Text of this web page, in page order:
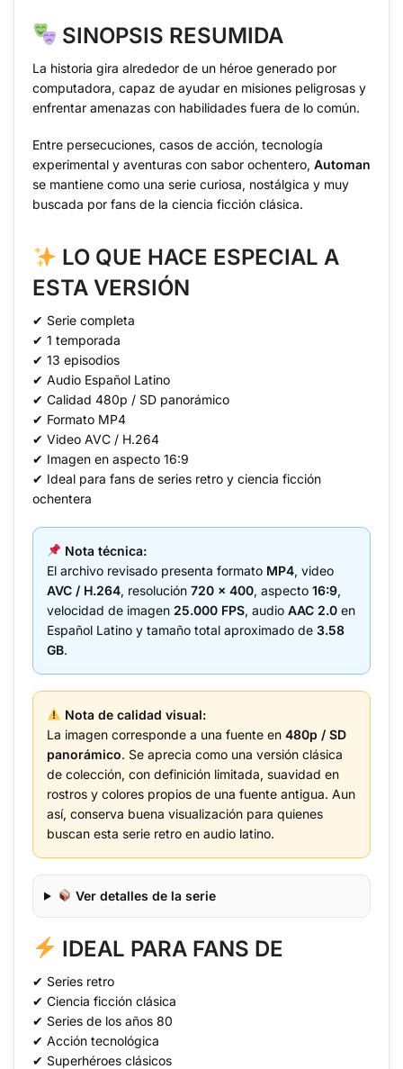
SINOPSIS RESUMIDA
La historia gira alrededor de un héroe generado por
computadora, capaz de ayudar en misiones peligrosas y
enfrentar amenazas con habilidades fuera de lo común.
Entre persecuciones, casos de acción, tecnología
experimental y aventuras con sabor ochentero, Automan
se mantiene como una serie curiosa, nostálgica y muy
buscada por fans de la ciencia ficción clásica.
LO QUE HACE ESPECIAL A
ESTA VERSIÓN
✔ Serie completa
✔ 1 temporada
✔ 13 episodios
✔ Audio Español Latino
✔ Calidad 480p / SD panorámico
✔ Formato MP4
✔ Video AVC / H.264
✔ Imagen en aspecto 16:9
✔ Ideal para fans de series retro y ciencia ficción
ochentera
Nota técnica:
El archivo revisado presenta formato MP4, video
AVC / H.264, resolución 720 x 400, aspecto 16:9,
velocidad de imagen 25.000 FPS, audio AAC 2.0 en
Español Latino y tamaño total aproximado de 3.58
GB.
Nota de calidad visual:
La imagen corresponde a una fuente en 480p / SD
panorámico. Se aprecia como una versión clásica
de colección, con definición limitada, suavidad en
rostros y colores propios de una fuente antigua. Aun
así, conserva buena visualización para quienes
buscan esta serie retro en audio latino.
Ver detalles de la serie
IDEAL PARA FANS DE
✔ Series retro
✔ Ciencia ficción clásica
✔ Series de los años 80
✔ Acción tecnológica
✔ Superhéroes clásicos